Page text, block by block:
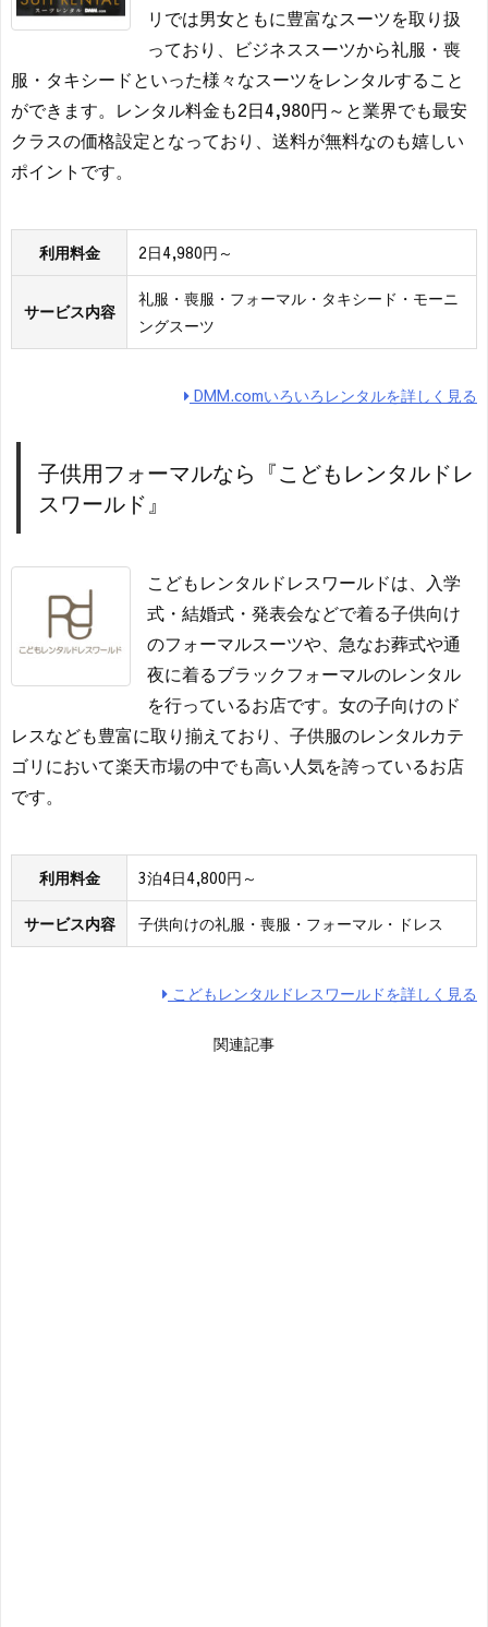
リでは男女ともに豊富なスーツを取り扱
っており、ビジネススーツから礼服・喪
服・タキシードといった様々なスーツをレンタルすること
ができます。レンタル料金も2日4,980円～と業界でも最安
クラスの価格設定となっており、送料が無料なのも嬉しい
ポイントです。
利用料金 2日4,980円～
サービス内容
礼服・喪服・フォーマル・タキシード・モーニ
ングスーツ
DMM.comいろいろレンタルを詳しく見る
子供用フォーマルなら『こどもレンタルドレ
スワールド』
こどもレンタルドレスワールドは、入学
式・結婚式・発表会などで着る子供向け
のフォーマルスーツや、急なお葬式や通
夜に着るブラックフォーマルのレンタル
を行っているお店です。女の子向けのド
レスなども豊富に取り揃えており、子供服のレンタルカテ
ゴリにおいて楽天市場の中でも高い人気を誇っているお店
です。
利用料金 3泊4日4,800円～
サービス内容 子供向けの礼服・喪服・フォーマル・ドレス
こどもレンタルドレスワールドを詳しく見る
関連記事